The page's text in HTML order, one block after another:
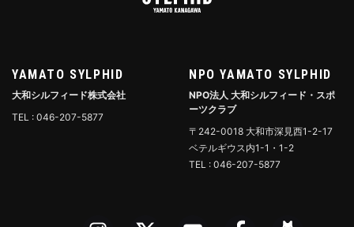
YAMATO SYLPHID
大和シルフィード株式会社
TEL : 046-207-5877
NPO YAMATO SYLPHID
NPO法人 大和シルフィード・スポ
ーツクラブ
〒242-0018 大和市深見西1-2-17
ベテルギウス内1-1・1-2
TEL : 046-207-5877